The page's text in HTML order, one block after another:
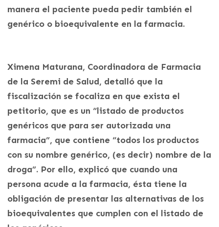
manera el paciente pueda pedir también el
genérico o bioequivalente en la farmacia.
Ximena Maturana, Coordinadora de Farmacia
de la Seremi de Salud, detalló que la
fiscalización se focaliza en que exista el
petitorio, que es un “listado de productos
genéricos que para ser autorizada una
farmacia”, que contiene “todos los productos
con su nombre genérico, (es decir) nombre de la
droga”. Por ello, explicó que cuando una
persona acude a la farmacia, ésta tiene la
obligación de presentar las alternativas de los
bioequivalentes que cumplen con el listado de